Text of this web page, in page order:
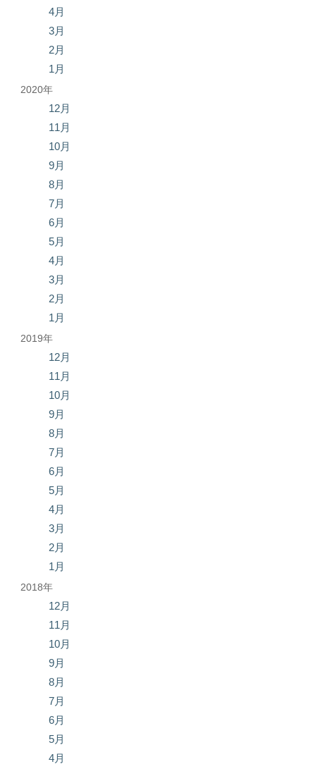
4月
3月
2月
1月
2020年
12月
11月
10月
9月
8月
7月
6月
5月
4月
3月
2月
1月
2019年
12月
11月
10月
9月
8月
7月
6月
5月
4月
3月
2月
1月
2018年
12月
11月
10月
9月
8月
7月
6月
5月
4月